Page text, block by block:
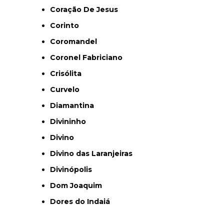
Coração De Jesus
Corinto
Coromandel
Coronel Fabriciano
Crisólita
Curvelo
Diamantina
Divininho
Divino
Divino das Laranjeiras
Divinópolis
Dom Joaquim
Dores do Indaiá